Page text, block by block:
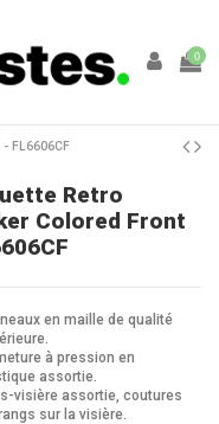
0
FL6606CF
Retro
Colored Front
en maille de qualité
à pression en
assortie.
visière assortie, coutures
sur la visière.